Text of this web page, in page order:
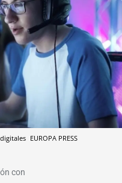
EUROPA PRESS
con